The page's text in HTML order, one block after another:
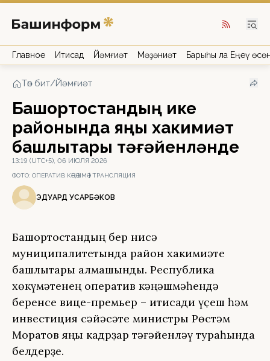
Главное Иҡтисад Йәмғиәт Мәҙәниәт Барыһы ла Еңеү
Төп бит/Йәмғиәт
Башҡортостандың ике
районында яңы хакимиәт
башлыҡтары тәғәйенләнде
13:19 (UTC+5), 06 ИЮЛЯ 2026
ФОТО: ОПЕРАТИВ КӘҢӘШМӘ | ТРАНСЛЯЦИЯ
ЭДУАРД ҠУСҠАРБӘКОВ
Башҡортостандың бер нисә
муниципалитетында район хакимиәте
башлыҡтары алмашынды. Республика
хөкүмәтенең оператив кәңәшмәһендә
беренсе вице-премьер – иҡтисади үҫеш һәм
инвестиция сәйәсәте министры Рөстәм
Моратов яңы кадрҙар тәғәйенләү тураһында
белдерҙе.